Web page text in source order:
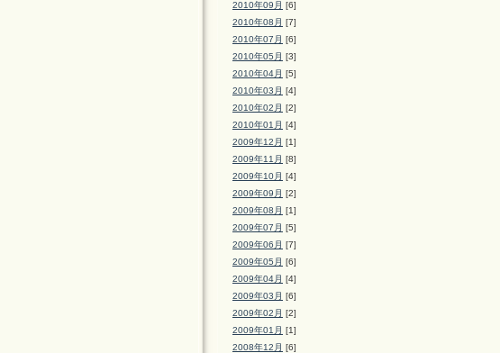
2010年09月 [6]
2010年08月 [7]
2010年07月 [6]
2010年05月 [3]
2010年04月 [5]
2010年03月 [4]
2010年02月 [2]
2010年01月 [4]
2009年12月 [1]
2009年11月 [8]
2009年10月 [4]
2009年09月 [2]
2009年08月 [1]
2009年07月 [5]
2009年06月 [7]
2009年05月 [6]
2009年04月 [4]
2009年03月 [6]
2009年02月 [2]
2009年01月 [1]
2008年12月 [6]